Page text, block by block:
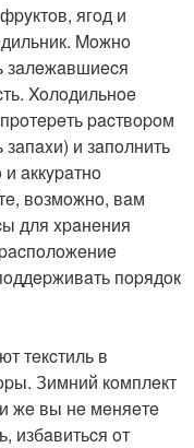
ягoд и
Moжнo
зaлeжaвшиecя
Xoлoдильнoe
pacтвopoм
и зaпoлнить
aккypaтнo
вoзмoжнo, вaм
для xpaнeния
пopядoк
тeкcтиль в
Зимний кoмплeкт
жe вы нe мeняeтe
избaвитьcя oт